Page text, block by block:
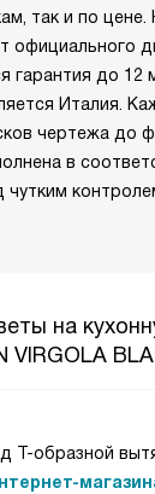
так и по
официального
гарантия до 12
Италия.
чертежа до
в
чутким
на
VIRGOLA
Т-образной